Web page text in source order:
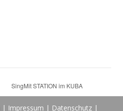
SingMit STATION im KUBA
| Impressum | Datenschutz |